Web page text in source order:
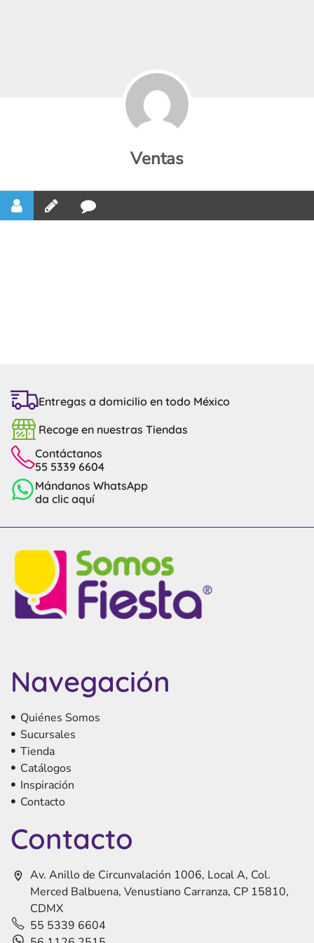
Ventas
Entregas a domicilio en todo México
Recoge en nuestras Tiendas
Contáctanos
55 5339 6604
Mándanos WhatsApp
da clic aquí
Navegación
Quiénes Somos
Sucursales
Tienda
Catálogos
Inspiración
Contacto
Contacto
Av. Anillo de Circunvalación 1006, Local A, Col.
Merced Balbuena, Venustiano Carranza, CP 15810,
CDMX
55 5339 6604